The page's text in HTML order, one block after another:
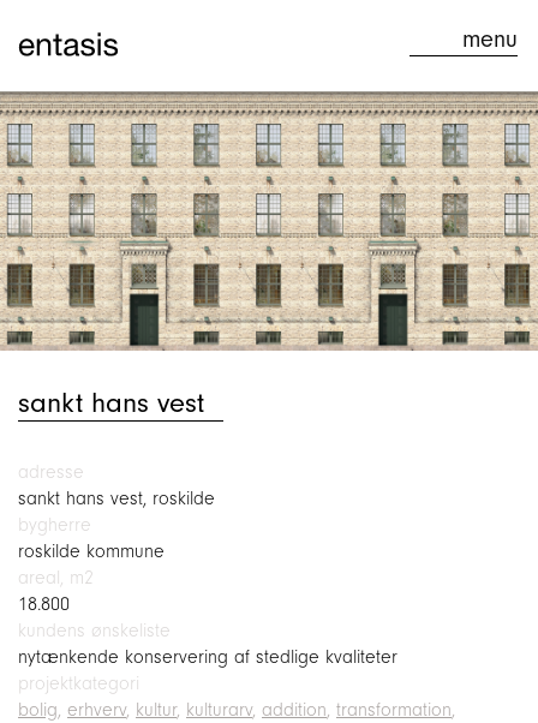
menu
menu
forside
aktuelt
projekter
om os
sankt hans vest
adresse
sankt hans vest, roskilde
bygherre
roskilde kommune
areal, m2
18.800
kundens ønskeliste
nytænkende konservering af stedlige kvaliteter
projektkategori
bolig erhverv kultur kulturarv addition transformation